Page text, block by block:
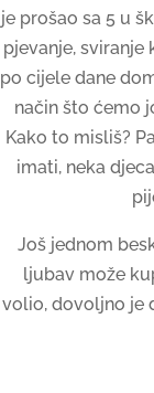
je prošao sa 5 u
pjevanje, sviranje
po cijele dane
način što ćemo
Kako to misliš?
imati, neka
Još jednom
ljubav može
volio, dovoljno je